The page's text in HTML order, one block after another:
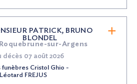
PATRICK, BRUNO
BLONDEL
sur-Argens
décès 07 août 2026
funèbres Cristol Ghio -
FREJUS